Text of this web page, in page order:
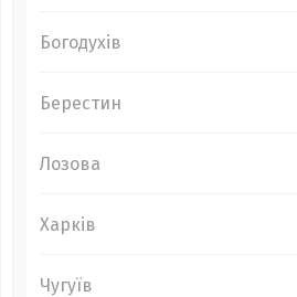
Богодухів
Берестин
Лозова
Харків
Чугуїв